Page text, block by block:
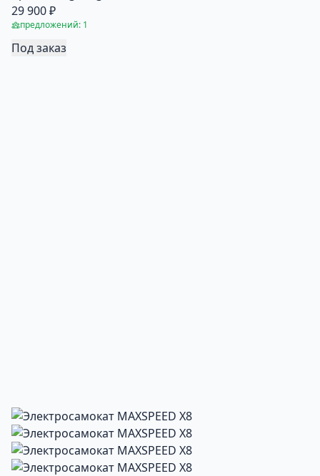
29 900 ₽
предложений: 1
Под заказ